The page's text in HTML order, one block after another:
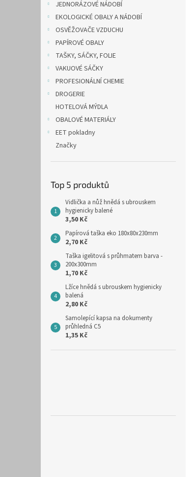
JEDNORÁZOVÉ NÁDOBÍ
EKOLOGICKÉ OBALY A NÁDOBÍ
OSVĚŽOVAČE VZDUCHU
PAPÍROVÉ OBALY
TAŠKY, SÁČKY, FOLIE
VAKUOVÉ SÁČKY
PROFESIONÁLNÍ CHEMIE
DROGERIE
HOTELOVÁ MÝDLA
OBALOVÉ MATERIÁLY
EET pokladny
Značky
Top 5 produktů
Vidlička a nůž hnědá s ubrouskem
hygienicky balené
3,50 Kč
Papírová taška eko 180x80x230mm
2,70 Kč
Taška igelitová s průhmatem barva -
200x300mm
1,70 Kč
Lžíce hnědá s ubrouskem hygienicky
balená
2,80 Kč
Samolepící kapsa na dokumenty
průhledná C5
1,35 Kč